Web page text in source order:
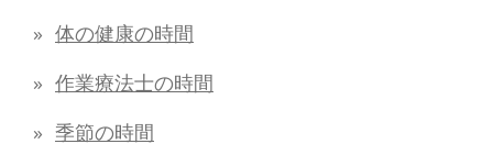
体の健康の時間
作業療法士の時間
季節の時間